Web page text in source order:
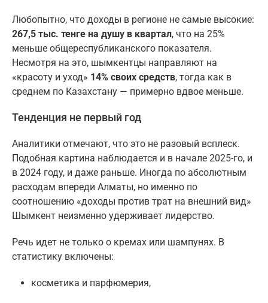
Любопытно, что доходы в регионе не самые высокие:
267,5 тыс. тенге на душу в квартал, что на 25%
меньше общереспубликанского показателя.
Несмотря на это, шымкентцы направляют на
«красоту и уход» 14% своих средств, тогда как в
среднем по Казахстану — примерно вдвое меньше.
Тенденция не первый год
Аналитики отмечают, что это не разовый всплеск.
Подобная картина наблюдается и в начале 2025-го, и
в 2024 году, и даже раньше. Иногда по абсолютным
расходам впереди Алматы, но именно по
соотношению «доходы против трат на внешний вид»
Шымкент неизменно удерживает лидерство.
Речь идет не только о кремах или шампунях. В
статистику включены:
косметика и парфюмерия,